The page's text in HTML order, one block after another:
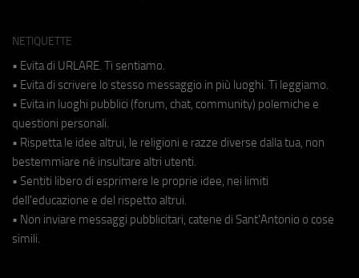
NETIQUETTE
• Evita di URLARE. Ti sentiamo.
• Evita di scrivere lo stesso messaggio in più luoghi. Ti leggiamo.
• Evita in luoghi pubblici (forum, chat, community) polemiche e
questioni personali.
• Rispetta le idee altrui, le religioni e razze diverse dalla tua, non
bestemmiare né insultare altri utenti.
• Sentiti libero di esprimere le proprie idee, nei limiti
dell'educazione e del rispetto altrui.
• Non inviare messaggi pubblicitari, catene di Sant'Antonio o cose
simili.